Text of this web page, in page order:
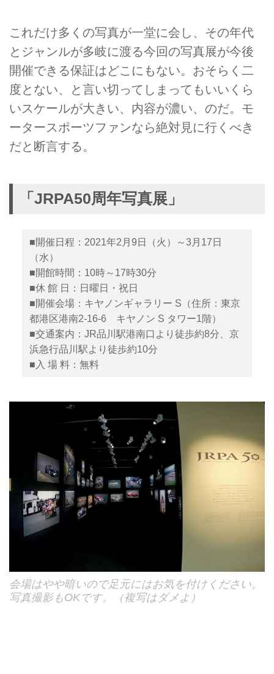
これだけ多くの写真が一堂に会し、その年代
とジャンルが多岐に渡る今回の写真展が今後
開催できる保証はどこにもない。おそらく二
度とない、と言い切ってしまってもいいくら
いスケールが大きい、内容が濃い、のだ。モ
ータースポーツファンなら絶対見に行くべき
だと断言する。
「JRPA50周年写真展」
■開催日程：2021年2月9日（火）～3月17日
（水）
■開館時間：10時～17時30分
■休 館 日：日曜日・祝日
■開催会場：キヤノンギャラリー S（住所：東京
都港区港南2-16-6 キヤノン S タワー1階）
■交通案内：JR品川駅港南口より徒歩約8分、京
浜急行品川駅より徒歩約10分
■入 場 料：無料
会場はやや暗いので足元にはお気を付けください。
写真撮影もOKです。（複写はダメよ）